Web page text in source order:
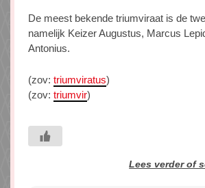
De meest bekende triumviraat is de
namelijk Keizer Augustus, Marcus
Antonius.
(zov: triumviratus)
(zov: triumvir)
Lees verder of